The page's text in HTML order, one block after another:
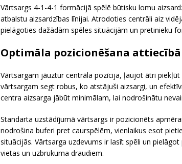
Vārtsargs 4-1-4-1 formācijā spēlē būtisku lomu
atbalstu aizsardzības līnijai. Atrodoties centrāli aiz
pielāgoties dažādām spēles situācijām un pretinieku
Optimāla pozicionēšana
Vārtsargam jāuztur centrāla pozīcija, ļaujot ātri
vārtsargam segt robus, ko atstājuši aizsargi, un
centra aizsarga jābūt minimālam, lai nodrošinātu
Standarta uzstādījumā vārtsargs ir pozicionēts
nodrošina buferi pret caurspēlēm, vienlaikus esot
situācijās. Vārtsarga uzdevums ir lasīt spēli un
vietas un uzbrukuma draudiem.